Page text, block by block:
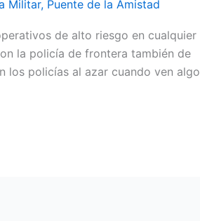
Militar, Puente de la Amistad
de alto riesgo en cualquier
la policía de frontera también de
los policías al azar cuando ven algo